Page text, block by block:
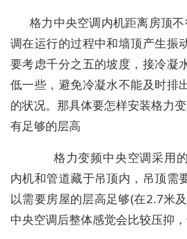
格力中央空调内机距离房顶
调在运行的过程中和墙顶产生振
要考虑千分之五的坡度，接冷凝
低一些，避免冷凝水不能及时排
的状况。那具体要怎样安装格力
有足够的层高
格力变频中央空调采用的
内机和管道藏于吊顶内，吊顶需
以需要房屋的层高足够(在2.7米
中央空调后整体感觉会比较压抑，